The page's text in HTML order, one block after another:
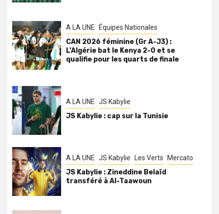
A LA UNE Équipes Nationales
CAN 2026 féminine (Gr A-J3) :
L’Algérie bat le Kenya 2-0 et se
qualifie pour les quarts de finale
A LA UNE JS Kabylie
JS Kabylie : cap sur la Tunisie
A LA UNE JS Kabylie Les Verts Mercato
JS Kabylie : Zineddine Belaïd
transféré à Al-Taawoun